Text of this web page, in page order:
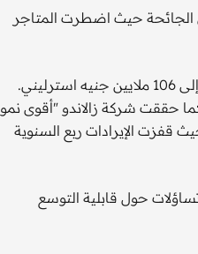
الجائحة حيث اضطرت المتاجر
ففي مرحلة ما، ضاعفت شركة أسوس أرباحها نصف السنوية بأكثر من ثلاثة أضعاف، لتصل إلى 106 ملايين جنيه استرليني.
مع تدفق الطلبات. كما حققت شركة زالاندو "أقوى نمو
ديفيد شرودر، حيث قفزت الإيرادات ربع السنوية
حول قابلية التوسع